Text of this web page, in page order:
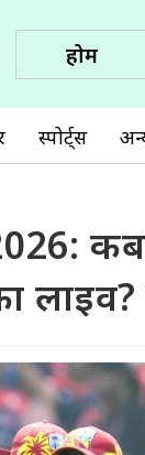
होम
स्पोर्ट्स
लाइव?